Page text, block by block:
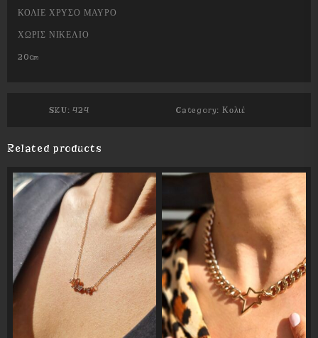
ΚΟΛΙΕ ΧΡΥΣΟ ΜΑΥΡΟ
ΧΩΡΙΣ ΝΙΚΕΛΙΟ
20cm
SKU:424 Category: Κολιέ
Related products